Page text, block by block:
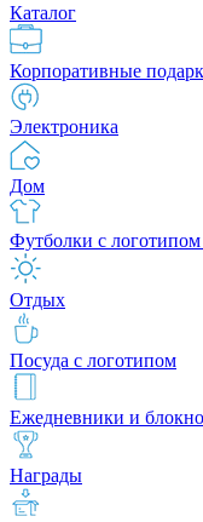
Каталог
Корпоративные
Электроника
Дом
Футболки с
Отдых
Посуда с логотипом
Ежедневники и
Награды